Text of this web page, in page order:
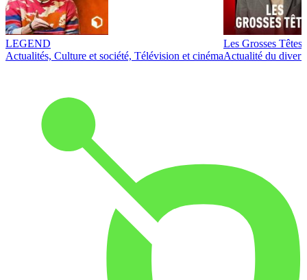
LEGEND
Actualités, Culture et société, Télévision et cinéma
Les Grosses Têtes
Actualité du